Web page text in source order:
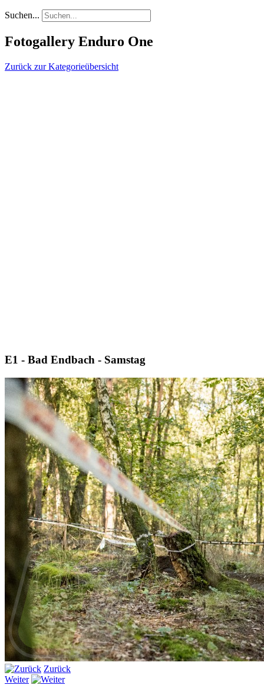
Suchen...
Fotogallery Enduro One
Zurück zur Kategorieübersicht
E1 - Bad Endbach - Samstag
Zurück
Weiter